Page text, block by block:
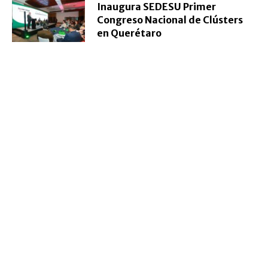
Inaugura SEDESU Primer
Congreso Nacional de Clústers
en Querétaro